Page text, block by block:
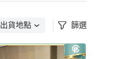
出貨地點 篩選